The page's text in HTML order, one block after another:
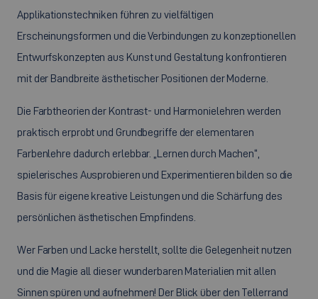
Applikationstechniken führen zu vielfältigen
Erscheinungsformen und die Verbindungen zu konzeptionellen
Entwurfskonzepten aus Kunst und Gestaltung konfrontieren
mit der Bandbreite ästhetischer Positionen der Moderne.
Die Farbtheorien der Kontrast- und Harmonielehren werden
praktisch erprobt und Grundbegriffe der elementaren
Farbenlehre dadurch erlebbar. „Lernen durch Machen“,
spielerisches Ausprobieren und Experimentieren bilden so die
Basis für eigene kreative Leistungen und die Schärfung des
persönlichen ästhetischen Empfindens.
Wer Farben und Lacke herstellt, sollte die Gelegenheit nutzen
und die Magie all dieser wunderbaren Materialien mit allen
Sinnen spüren und aufnehmen! Der Blick über den Tellerrand